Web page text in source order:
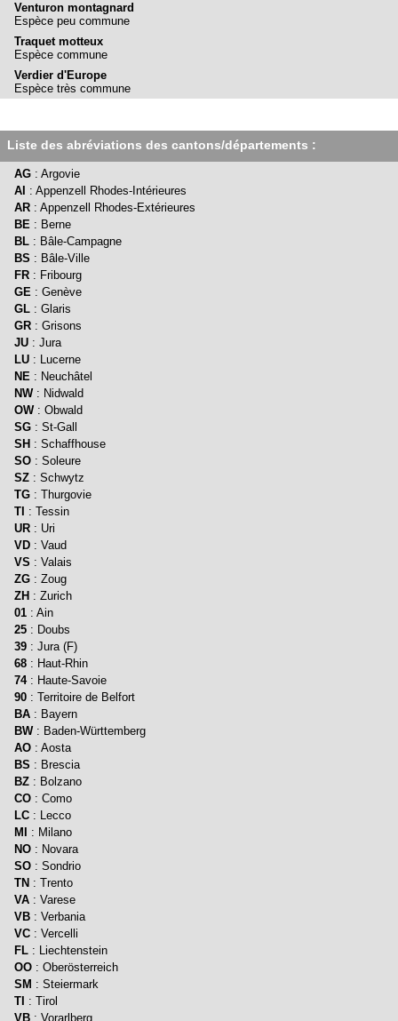
Venturon montagnard
Espèce peu commune
Traquet motteux
Espèce commune
Verdier d'Europe
Espèce très commune
Liste des abréviations des cantons/départements :
AG : Argovie
AI : Appenzell Rhodes-Intérieures
AR : Appenzell Rhodes-Extérieures
BE : Berne
BL : Bâle-Campagne
BS : Bâle-Ville
FR : Fribourg
GE : Genève
GL : Glaris
GR : Grisons
JU : Jura
LU : Lucerne
NE : Neuchâtel
NW: Nidwald
OW: Obwald
SG : St-Gall
SH : Schaffhouse
SO : Soleure
SZ : Schwytz
TG : Thurgovie
TI : Tessin
UR : Uri
VD : Vaud
VS : Valais
ZG : Zoug
ZH : Zurich
01 : Ain
25 : Doubs
39 : Jura (F)
68 : Haut-Rhin
74: Haute-Savoie
90 : Territoire de Belfort
BA : Bayern
BW: Baden-Württemberg
AO : Aosta
BS : Brescia
BZ : Bolzano
CO : Como
LC : Lecco
MI
: Milano
NO : Novara
SO : Sondrio
TN : Trento
VA : Varese
VB : Verbania
VC : Vercelli
FL : Liechtenstein
OO : Oberösterreich
SM : Steiermark
TI : Tirol
VB : Vorarlberg